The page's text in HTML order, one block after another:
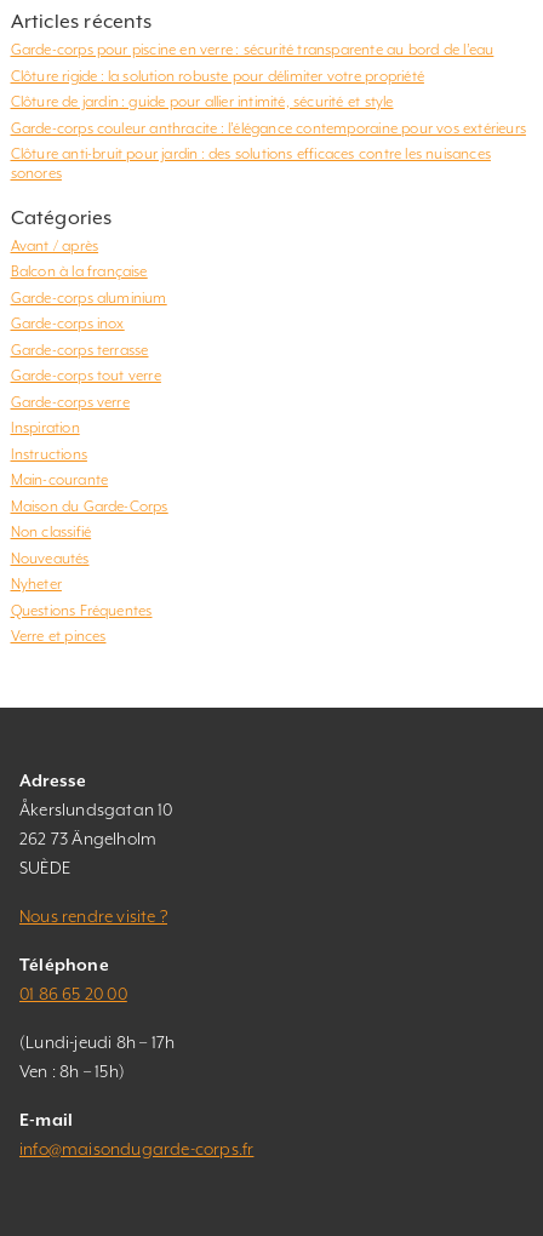
Articles récents
Garde-corps pour piscine en verre : sécurité transparente au bord de l’eau
Clôture rigide : la solution robuste pour délimiter votre propriété
Clôture de jardin : guide pour allier intimité, sécurité et style
Garde-corps couleur anthracite : l’élégance contemporaine pour vos extérieurs
Clôture anti-bruit pour jardin : des solutions efficaces contre les nuisances
sonores
Catégories
Avant / après
Balcon à la française
Garde-corps aluminium
Garde-corps inox
Garde-corps terrasse
Garde-corps tout verre
Garde-corps verre
Inspiration
Instructions
Main-courante
Maison du Garde-Corps
Non classifié
Nouveautés
Nyheter
Questions Fréquentes
Verre et pinces
Adresse
Åkerslundsgatan 10
262 73 Ängelholm
SUÈDE
Nous rendre visite ?
Téléphone
01 86 65 20 00
(Lundi-jeudi 8h – 17h
Ven : 8h – 15h)
E-mail
info@maisondugarde-corps.fr